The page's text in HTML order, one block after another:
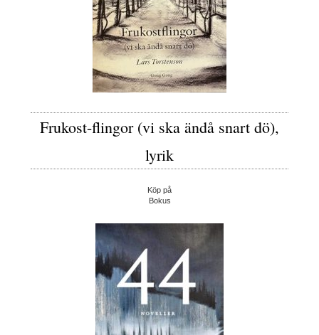
Frukost-flingor (vi ska ändå snart dö),
lyrik
Köp på
Bokus